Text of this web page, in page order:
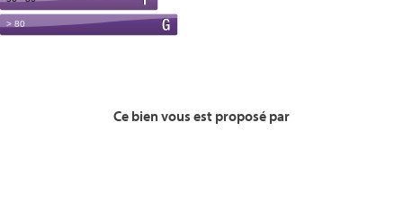
Ce bien vous est proposé par